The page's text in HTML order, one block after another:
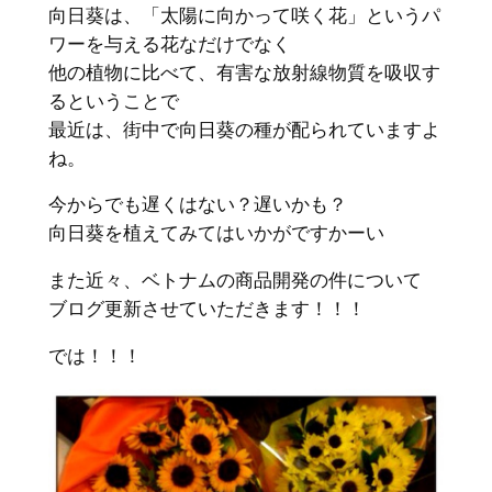
向日葵は、「太陽に向かって咲く花」というパ
ワーを与える花なだけでなく
他の植物に比べて、有害な放射線物質を吸収す
るということで
最近は、街中で向日葵の種が配られていますよ
ね。
今からでも遅くはない？遅いかも？
向日葵を植えてみてはいかがですかーい
また近々、ベトナムの商品開発の件について
ブログ更新させていただきます！！！
では！！！